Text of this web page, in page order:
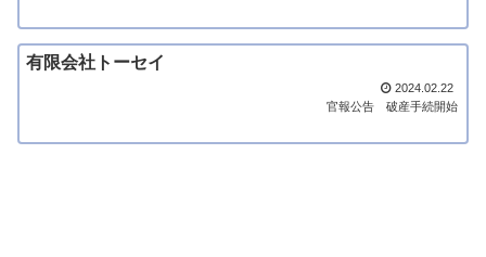
有限会社トーセイ
2024.02.22
官報公告
破産手続開始